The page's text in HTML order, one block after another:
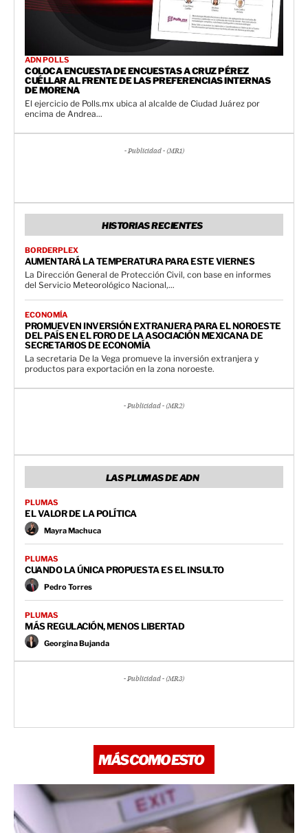
ADN POLLS
COLOCA ENCUESTA DE ENCUESTAS A CRUZ PÉREZ
CUÉLLAR AL FRENTE DE LAS PREFERENCIAS INTERNAS
DE MORENA
El ejercicio de Polls.mx ubica al alcalde de Ciudad Juárez por
encima de Andrea...
- Publicidad - (MR1)
HISTORIAS RECIENTES
BORDERPLEX
AUMENTARÁ LA TEMPERATURA PARA ESTE VIERNES
La Dirección General de Protección Civil, con base en informes
del Servicio Meteorológico Nacional,...
ECONOMÍA
PROMUEVEN INVERSIÓN EXTRANJERA PARA EL NOROESTE
DEL PAÍS EN EL FORO DE LA ASOCIACIÓN MEXICANA DE
SECRETARIOS DE ECONOMÍA
La secretaria De la Vega promueve la inversión extranjera y
productos para exportación en la zona noroeste.
- Publicidad - (MR2)
LAS PLUMAS DE ADN
PLUMAS
EL VALOR DE LA POLÍTICA
Mayra Machuca
PLUMAS
CUANDO LA ÚNICA PROPUESTA ES EL INSULTO
Pedro Torres
PLUMAS
MÁS REGULACIÓN, MENOS LIBERTAD
Georgina Bujanda
- Publicidad - (MR3)
MÁS COMO ESTO